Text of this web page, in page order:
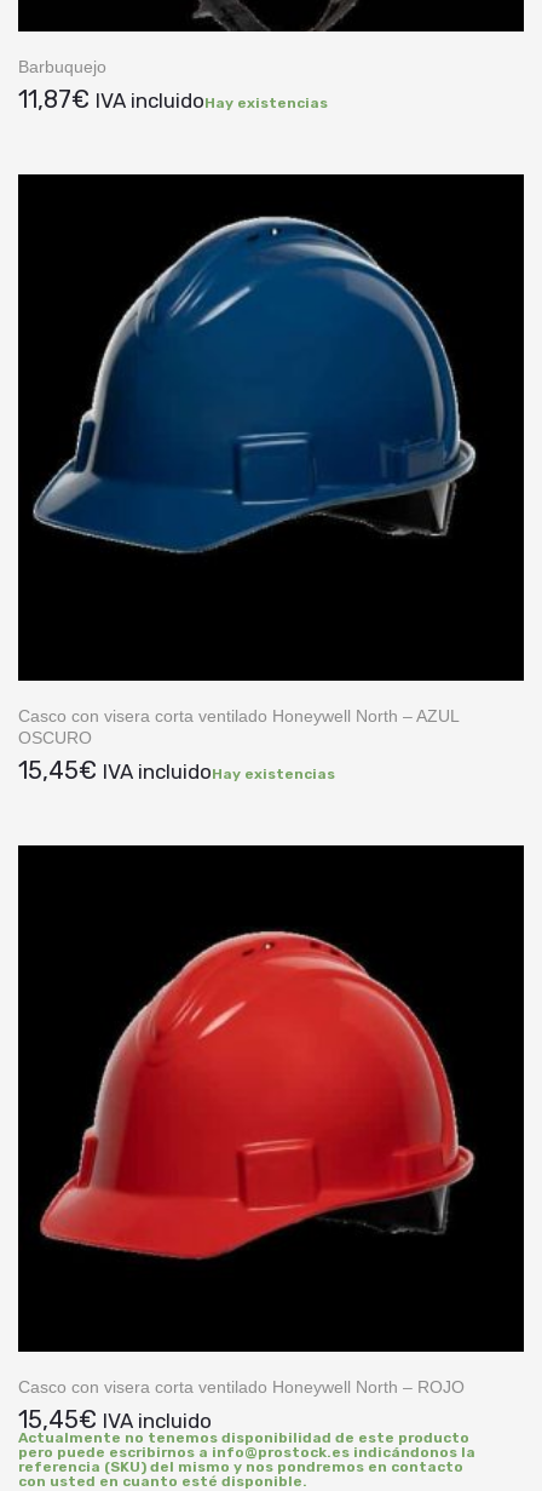
Barbuquejo
11,87€ IVA incluidoHay existencias
Casco con visera corta ventilado Honeywell North – AZUL
OSCURO
15,45€ IVA incluidoHay existencias
Casco con visera corta ventilado Honeywell North – ROJO
15,45€ IVA incluido
Actualmente no tenemos disponibilidad de este producto
pero puede escribirnos a info@prostock.es indicándonos la
referencia (SKU) del mismo y nos pondremos en contacto
con usted en cuanto esté disponible.